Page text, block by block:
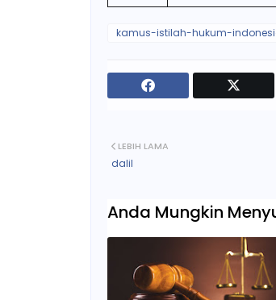
kamus-istilah-hukum-
LEBIH LAMA
dalil
Anda Mungkin